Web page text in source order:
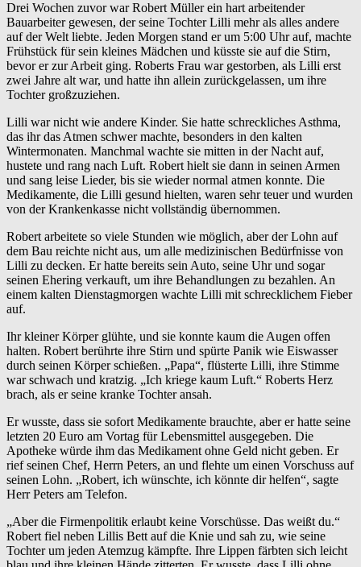
Drei Wochen zuvor war Robert Müller ein hart arbeitender
Bauarbeiter gewesen, der seine Tochter Lilli mehr als alles andere
auf der Welt liebte. Jeden Morgen stand er um 5:00 Uhr auf, machte
Frühstück für sein kleines Mädchen und küsste sie auf die Stirn,
bevor er zur Arbeit ging. Roberts Frau war gestorben, als Lilli erst
zwei Jahre alt war, und hatte ihn allein zurückgelassen, um ihre
Tochter großzuziehen.
Lilli war nicht wie andere Kinder. Sie hatte schreckliches Asthma,
das ihr das Atmen schwer machte, besonders in den kalten
Wintermonaten. Manchmal wachte sie mitten in der Nacht auf,
hustete und rang nach Luft. Robert hielt sie dann in seinen Armen
und sang leise Lieder, bis sie wieder normal atmen konnte. Die
Medikamente, die Lilli gesund hielten, waren sehr teuer und wurden
von der Krankenkasse nicht vollständig übernommen.
Robert arbeitete so viele Stunden wie möglich, aber der Lohn auf
dem Bau reichte nicht aus, um alle medizinischen Bedürfnisse von
Lilli zu decken. Er hatte bereits sein Auto, seine Uhr und sogar
seinen Ehering verkauft, um ihre Behandlungen zu bezahlen. An
einem kalten Dienstagmorgen wachte Lilli mit schrecklichem Fieber
auf.
Ihr kleiner Körper glühte, und sie konnte kaum die Augen offen
halten. Robert berührte ihre Stirn und spürte Panik wie Eiswasser
durch seinen Körper schießen. „Papa“, flüsterte Lilli, ihre Stimme
war schwach und kratzig. „Ich kriege kaum Luft.“ Roberts Herz
brach, als er seine kranke Tochter ansah.
Er wusste, dass sie sofort Medikamente brauchte, aber er hatte seine
letzten 20 Euro am Vortag für Lebensmittel ausgegeben. Die
Apotheke würde ihm das Medikament ohne Geld nicht geben. Er
rief seinen Chef, Herrn Peters, an und flehte um einen Vorschuss auf
seinen Lohn. „Robert, ich wünschte, ich könnte dir helfen“, sagte
Herr Peters am Telefon.
„Aber die Firmenpolitik erlaubt keine Vorschüsse. Das weißt du.“
Robert fiel neben Lillis Bett auf die Knie und sah zu, wie seine
Tochter um jeden Atemzug kämpfte. Ihre Lippen färbten sich leicht